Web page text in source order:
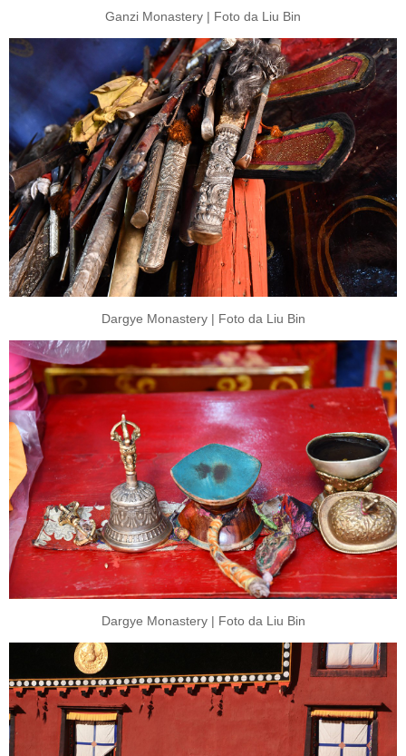
Ganzi Monastery | Foto da Liu Bin
Dargye Monastery | Foto da Liu Bin
Dargye Monastery | Foto da Liu Bin